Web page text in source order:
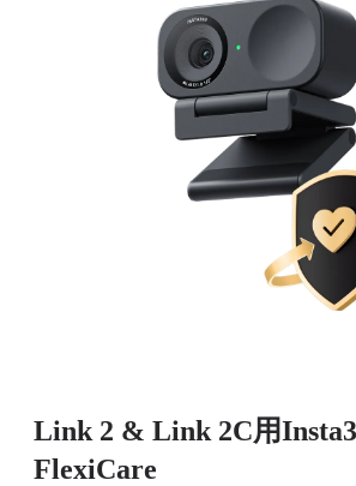
Link 2 & Link 2C用
FlexiCare